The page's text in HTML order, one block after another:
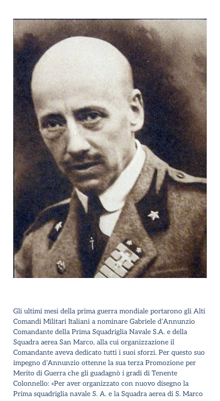
Gli ultimi mesi della prima guerra mondiale portarono gli Alti
Comandi Militari Italiani a nominare Gabriele d’Annunzio
Comandante della Prima Squadriglia Navale S.A. e della
Squadra aerea San Marco, alla cui organizzazione il
Comandante aveva dedicato tutti i suoi sforzi. Per questo suo
impegno d’Annunzio ottenne la sua terza Promozione per
Merito di Guerra che gli guadagnò i gradi di Tenente
Colonnello: «Per aver organizzato con nuovo disegno la
Prima squadriglia navale S. A. e la Squadra aerea di S. Marco